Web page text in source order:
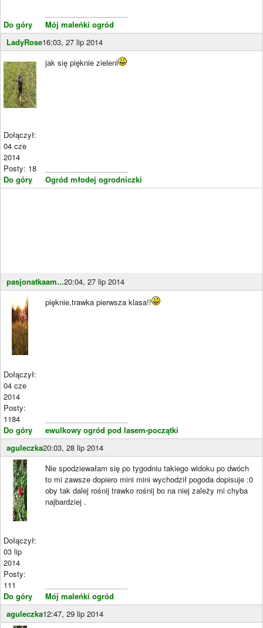
Do góry
Mój maleńki ogród
LadyRose16:03, 27 lip 2014
Dołączył:
04 cze
2014
Posty: 18
Do góry
jak się pięknie zieleni
Ogród młodej ogrodniczki
pasjonatkaam...20:04, 27 lip 2014
Dołączył:
04 cze
2014
Posty:
1184
Do góry
pięknie,trawka pierwsza klasa!!
ewulkowy ogród pod lasem-początki
aguleczka20:03, 28 lip 2014
Dołączył:
03 lip
2014
Posty:
111
Do góry
Nie spodziewałam się po tygodniu takiego widoku po dwóch
to mi zawsze dopiero mini mini wychodził pogoda dopisuje :0
oby tak dalej rośnij trawko rośnij bo na niej zależy mi chyba
najbardziej .
Mój maleńki ogród
aguleczka12:47, 29 lip 2014